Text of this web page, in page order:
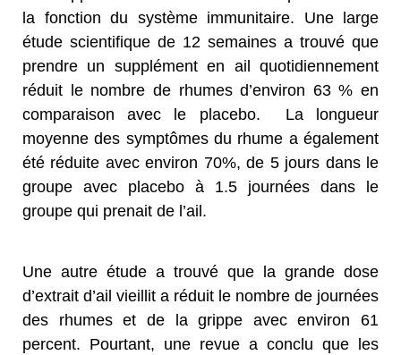
la fonction du système immunitaire. Une large
étude scientifique de 12 semaines a trouvé que
prendre un supplément en ail quotidiennement
réduit le nombre de rhumes d’environ 63 % en
comparaison avec le placebo. La longueur
moyenne des symptômes du rhume a également
été réduite avec environ 70%, de 5 jours dans le
groupe avec placebo à 1.5 journées dans le
groupe qui prenait de l’ail.
Une autre étude a trouvé que la grande dose
d’extrait d’ail vieillit a réduit le nombre de journées
des rhumes et de la grippe avec environ 61
percent. Pourtant, une revue a conclu que les